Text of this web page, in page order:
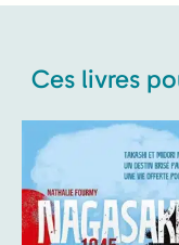
Ces livres